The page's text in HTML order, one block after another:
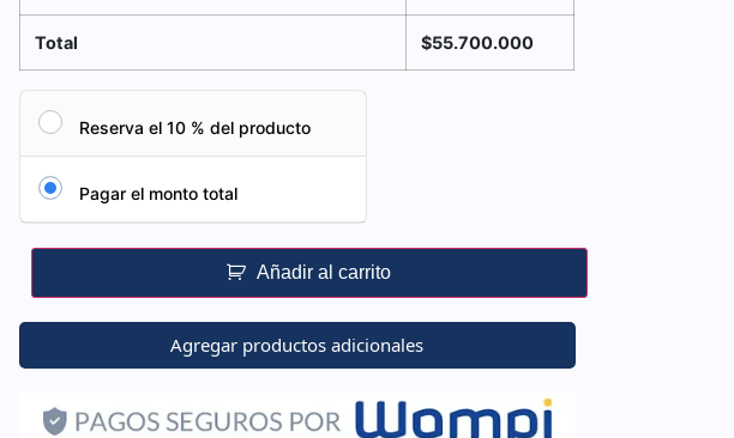
Total $55.700.000
Reserva el 10 % del producto
Pagar el monto total
Añadir al carrito
Agregar productos adicionales